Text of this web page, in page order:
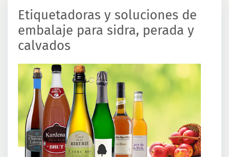
Etiquetadoras y soluciones de
embalaje para sidra, perada y
calvados